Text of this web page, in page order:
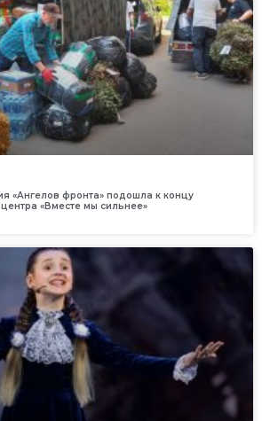
«Ангелов фронта» подошла к концу
«Вместе мы сильнее»